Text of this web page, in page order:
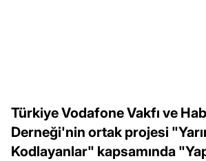
Türkiye Vodafone Vakfı ve
Derneği'nin ortak projesi
Kodlayanlar" kapsamında